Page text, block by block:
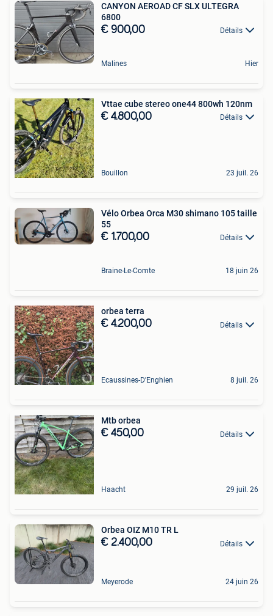
CANYON AEROAD CF SLX ULTEGRA
6800
€ 900,00 Détails
Malines Hier
Vttae cube stereo one44 800wh 120nm
€ 4.800,00 Détails
Bouillon 23 juil. 26
Vélo Orbea Orca M30 shimano 105 taille
55
€ 1.700,00 Détails
Braine-Le-Comte 18 juin 26
orbea terra
€ 4.200,00 Détails
Ecaussines-D'Enghien 8 juil. 26
Mtb orbea
€ 450,00 Détails
Haacht 29 juil. 26
Orbea OIZ M10 TR L
€ 2.400,00 Détails
Meyerode 24 juin 26